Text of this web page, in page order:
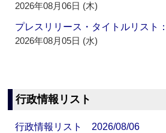
2026年08月06日 (木)
プレスリリース・タイトルリス
2026年08月05日 (水)
行政情報リスト
行政情報リスト 2026/08/06